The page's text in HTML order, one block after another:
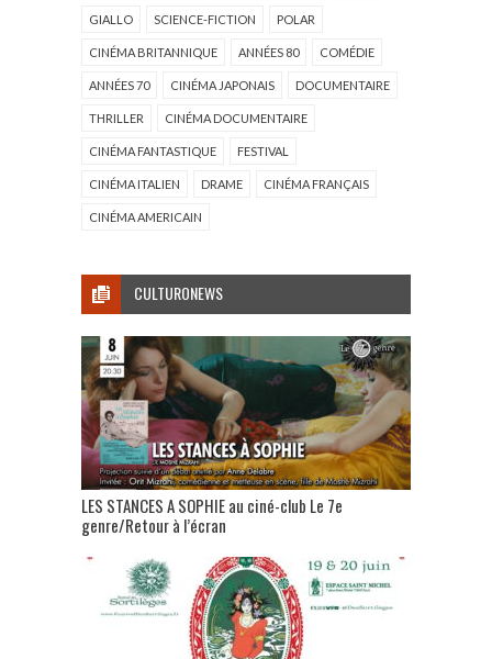
GIALLO SCIENCE-FICTION POLAR
CINÉMA BRITANNIQUE ANNÉES 80 COMÉDIE
ANNÉES 70 CINÉMA JAPONAIS DOCUMENTAIRE
THRILLER CINÉMA DOCUMENTAIRE
CINÉMA FANTASTIQUE FESTIVAL
CINÉMA ITALIEN DRAME CINÉMA FRANÇAIS
CINÉMA AMERICAIN
CULTURONEWS
LES STANCES A SOPHIE au ciné-club Le 7e
genre/Retour à l’écran